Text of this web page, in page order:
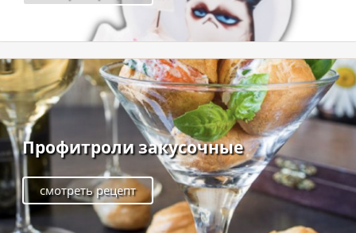
Профитроли закусочные
смотреть рецепт